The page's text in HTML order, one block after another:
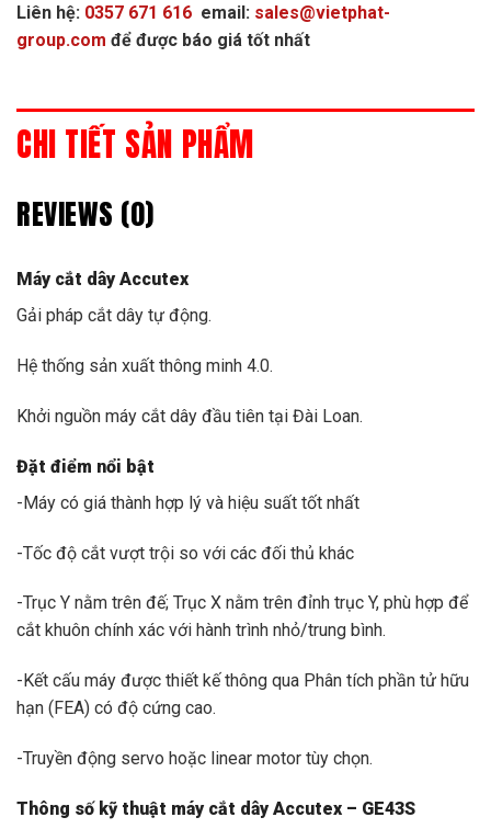
Liên hệ: 0357 671 616 email: sales@vietphat-
group.com để được báo giá tốt nhất
CHI TIẾT SẢN PHẨM
REVIEWS (0)
Máy cắt dây Accutex
Gải pháp cắt dây tự động.
Hệ thống sản xuất thông minh 4.0.
Khởi nguồn máy cắt dây đầu tiên tại Đài Loan.
Đặt điểm nổi bật
-Máy có giá thành hợp lý và hiệu suất tốt nhất
-Tốc độ cắt vượt trội so với các đối thủ khác
-Trục Y nằm trên đế; Trục X nằm trên đỉnh trục Y, phù hợp để
cắt khuôn chính xác với hành trình nhỏ/trung bình.
-Kết cấu máy được thiết kế thông qua Phân tích phần tử hữu
hạn (FEA) có độ cứng cao.
-Truyền động servo hoặc linear motor tùy chọn.
Thông số kỹ thuật máy cắt dây Accutex – GE43S